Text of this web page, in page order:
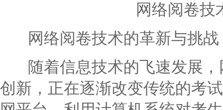
网络阅卷技
网络阅卷技术的革新与挑战
随着信息技术的飞速发展，
创新，正在逐渐改变传统的考